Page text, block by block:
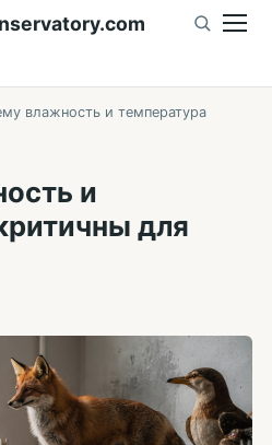
влажность и температура
и
для